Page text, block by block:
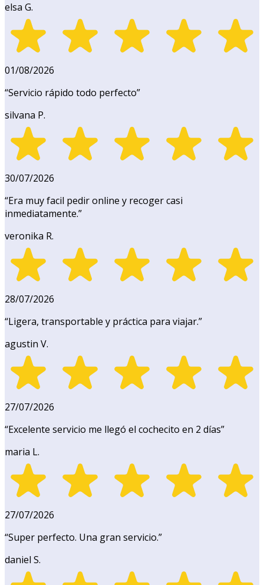
elsa G.
01/08/2026
“Servicio rápido todo perfecto”
silvana P.
30/07/2026
“Era muy facil pedir online y recoger casi
inmediatamente.”
veronika R.
28/07/2026
“Ligera, transportable y práctica para viajar.”
agustin V.
27/07/2026
“Excelente servicio me llegó el cochecito en 2 días”
maria L.
27/07/2026
“Super perfecto. Una gran servicio.”
daniel S.